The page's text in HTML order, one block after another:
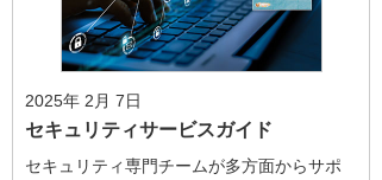
2025年 2月 7日
セキュリティサービスガイド
セキュリティ専門チームが多方面からサポ